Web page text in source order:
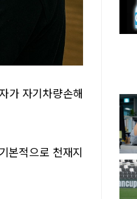
가 자기차량손해
본적으로 천재지